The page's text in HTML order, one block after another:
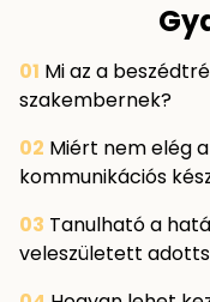
01 Mi az a
szakembernek?
02 Miért nem elég
kommunikációs
03 Tanulható a
veleszületett